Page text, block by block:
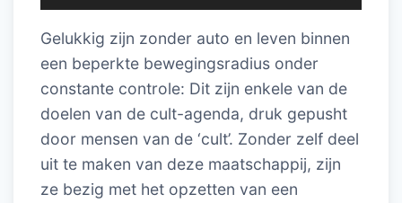
Gelukkig zijn zonder auto en leven binnen
een beperkte bewegingsradius onder
constante controle: Dit zijn enkele van de
doelen van de cult-agenda, druk gepusht
door mensen van de ‘cult’. Zonder zelf deel
uit te maken van deze maatschappij, zijn
ze bezig met het opzetten van een